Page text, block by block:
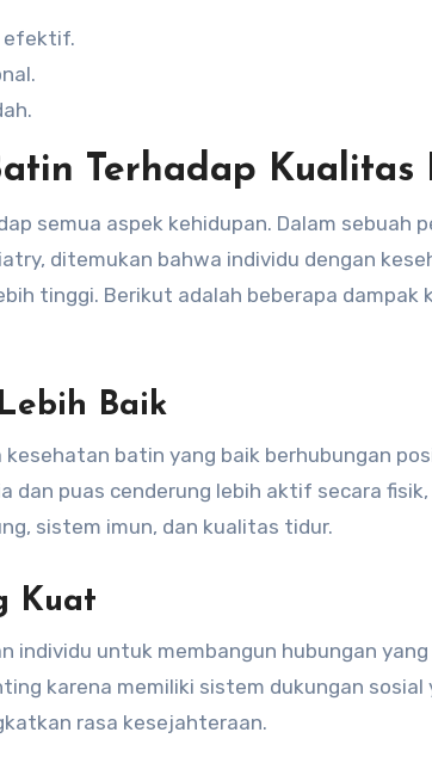
efektif.
Terhadap Kualitas
semua aspek kehidupan. Dalam sebuah
ditemukan bahwa individu dengan
tinggi. Berikut adalah beberapa dampak
Baik
batin yang baik berhubungan
dan puas cenderung lebih aktif secara
sistem imun, dan kualitas tidur.
Kuat
individu untuk membangun hubungan
karena memiliki sistem dukungan
rasa kesejahteraan.